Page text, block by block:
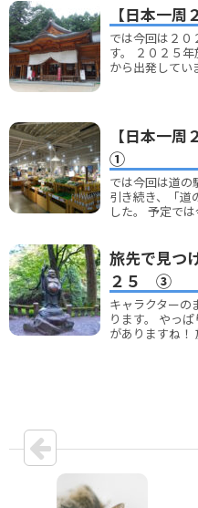
【日本一周
では今回は２０
す。 ２０２５
から出発してい
【日本一
①
では今回は道の
引き続き、「道
した。 予定で
旅先で見つ
２５ ③
キャラクターの
ります。 やっ
がありますね！